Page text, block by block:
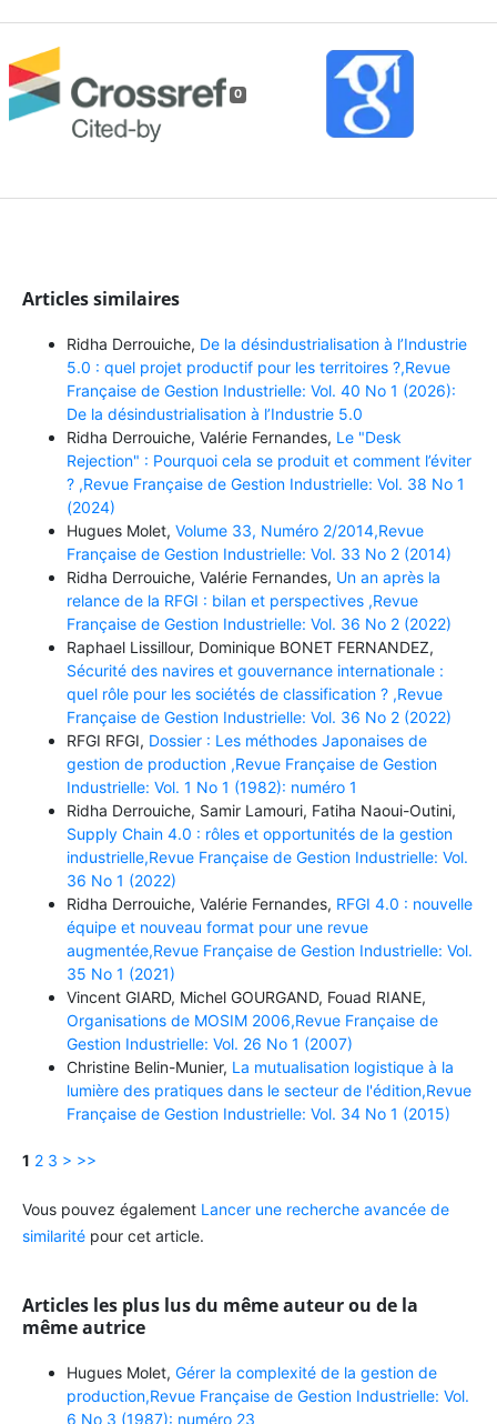
0
Articles similaires
Ridha Derrouiche, De la désindustrialisation à l’Industrie
5.0 : quel projet productif pour les territoires ?,Revue
Française de Gestion Industrielle: Vol. 40 No 1 (2026):
De la désindustrialisation à l’Industrie 5.0
Ridha Derrouiche, Valérie Fernandes, Le "Desk
Rejection" : Pourquoi cela se produit et comment l’éviter
? ,Revue Française de Gestion Industrielle: Vol. 38 No 1
(2024)
Hugues Molet, Volume 33, Numéro 2/2014,Revue
Française de Gestion Industrielle: Vol. 33 No 2 (2014)
Ridha Derrouiche, Valérie Fernandes, Un an après la
relance de la RFGI : bilan et perspectives ,Revue
Française de Gestion Industrielle: Vol. 36 No 2 (2022)
Raphael Lissillour, Dominique BONET FERNANDEZ,
Sécurité des navires et gouvernance internationale :
quel rôle pour les sociétés de classification ? ,Revue
Française de Gestion Industrielle: Vol. 36 No 2 (2022)
RFGI RFGI, Dossier : Les méthodes Japonaises de
gestion de production ,Revue Française de Gestion
Industrielle: Vol. 1 No 1 (1982): numéro 1
Ridha Derrouiche, Samir Lamouri, Fatiha Naoui-Outini,
Supply Chain 4.0 : rôles et opportunités de la gestion
industrielle,Revue Française de Gestion Industrielle: Vol.
36 No 1 (2022)
Ridha Derrouiche, Valérie Fernandes, RFGI 4.0 : nouvelle
équipe et nouveau format pour une revue
augmentée,Revue Française de Gestion Industrielle: Vol.
35 No 1 (2021)
Vincent GIARD, Michel GOURGAND, Fouad RIANE,
Organisations de MOSIM 2006,Revue Française de
Gestion Industrielle: Vol. 26 No 1 (2007)
Christine Belin-Munier, La mutualisation logistique à la
lumière des pratiques dans le secteur de l'édition,Revue
Française de Gestion Industrielle: Vol. 34 No 1 (2015)
1 2 3 > >>
Vous pouvez également Lancer une recherche avancée de
similaritépour cet article.
Articles les plus lus du même auteur ou de la
même autrice
Hugues Molet, Gérer la complexité de la gestion de
production,Revue Française de Gestion Industrielle: Vol.
6 No 3 (1987): numéro 23